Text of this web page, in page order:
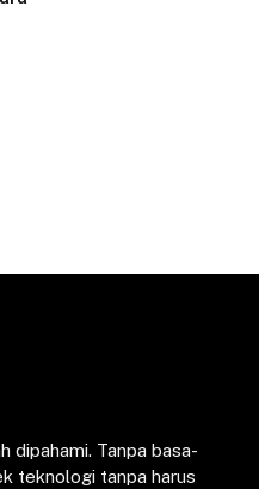
dipahami. Tanpa basa-
teknologi tanpa harus